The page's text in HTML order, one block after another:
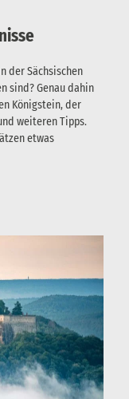
der Sächsischen
sind? Genau dahin
Königstein, der
weiteren Tipps.
etwas